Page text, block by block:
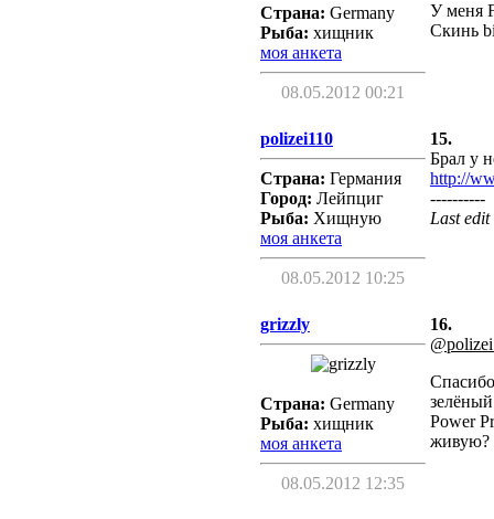
Страна: Germany
Рыба: хищник
моя анкета
08.05.2012 00:21
У меня
Скинь
polizei110
Страна: Германия
Город: Лейпциг
Рыба: Хищную
моя анкета
08.05.2012 10:25
15.
Брал у
http://
----------
Last
grizzly
Страна: Germany
Рыба: хищник
моя анкета
08.05.2012 12:35
16.
Power
живую?